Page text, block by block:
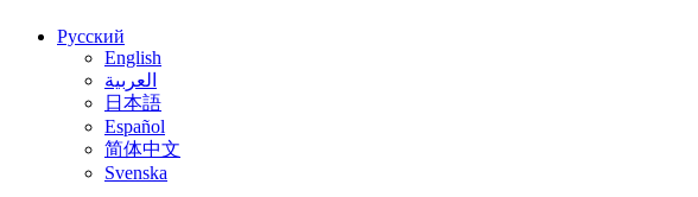
Русский
English
العربية
日本語
Español
简体中文
Svenska